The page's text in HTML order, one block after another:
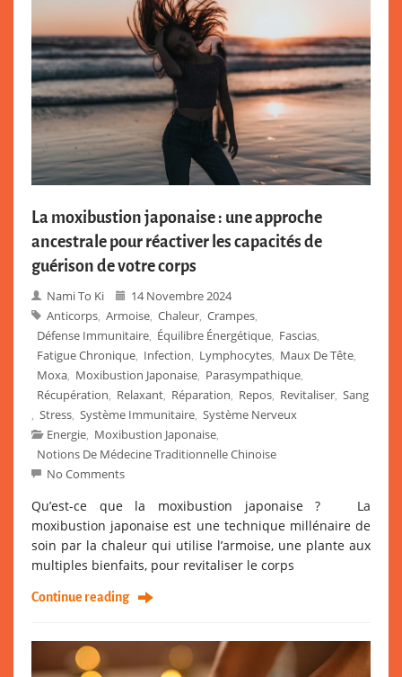
La moxibustion japonaise : une approche
ancestrale pour réactiver les capacités de
guérison de votre corps
Nami To Ki
14 Novembre 2024
Anticorps Armoise Chaleur Crampes
Défense Immunitaire Équilibre Énergétique Fascias
Fatigue Chronique Infection Lymphocytes Maux De Tête
Moxa Moxibustion Japonaise Parasympathique
Récupération Relaxant Réparation Repos Revitaliser Sang
Stress Système Immunitaire Système Nerveux
Energie Moxibustion Japonaise
Notions De Médecine Traditionnelle Chinoise
No Comments
Qu’est-ce que la moxibustion japonaise ? La
moxibustion japonaise est une technique millénaire de
soin par la chaleur qui utilise l’armoise, une plante aux
multiples bienfaits, pour revitaliser le corps
Continue reading